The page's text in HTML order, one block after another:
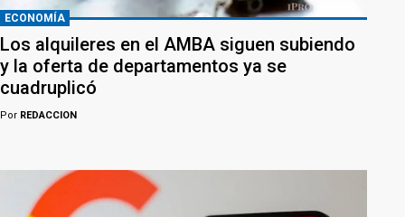
ECONOMÍA
Los alquileres en el AMBA siguen subiendo
y la oferta de departamentos ya se
cuadruplicó
Por REDACCION